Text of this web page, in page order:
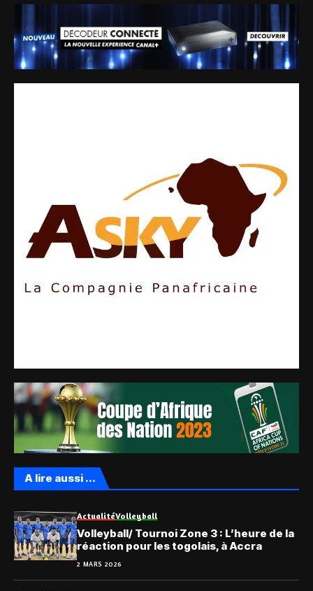
A lire aussi ...
ActualitéVolleyball
Volleyball/ Tournoi Zone 3 : L’heure de la
réaction pour les togolais, à Accra
2 MARS 2026